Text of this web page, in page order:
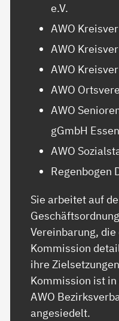
e.V.
AWO
AWO
AWO
AWO
AWO
gGmbH Essen
AWO
Regenbogen
Sie arbeitet auf
Vereinbarung,
Kommission
ihre
Kommission ist
AWO
angesiedelt.